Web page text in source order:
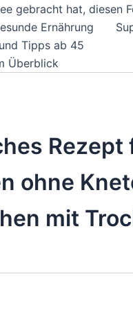
gebracht hat, diesen
Ernährung
Tipps ab 45
Überblick
ohne
mit